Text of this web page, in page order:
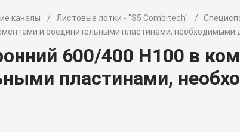
каналы Листовые лотки - "S5 Combitech"
и соединительными пластинами, необходимыми
600/400 H100 в
пластинами,